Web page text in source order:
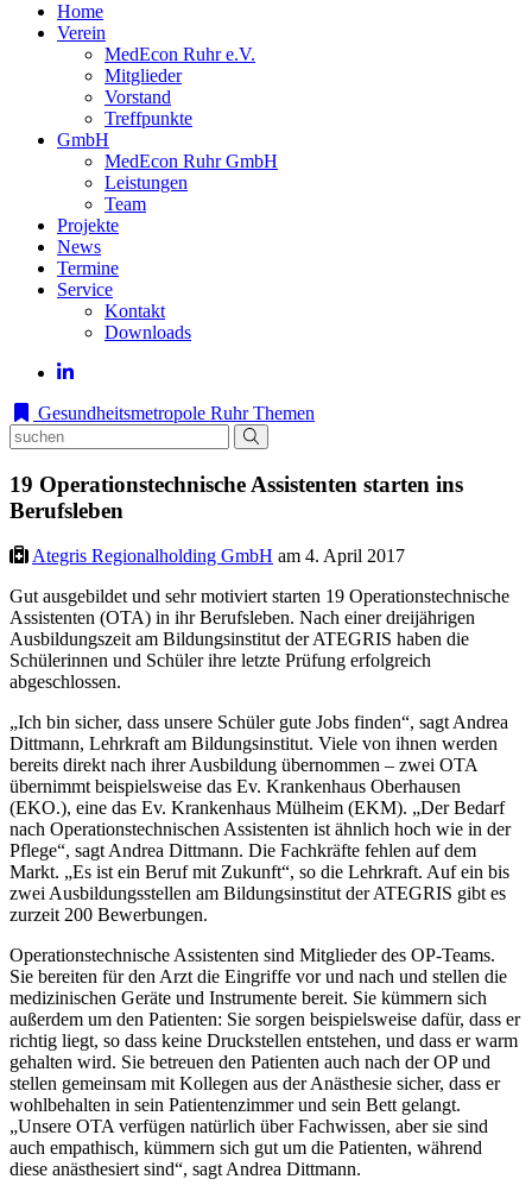
Home
Verein
MedEcon Ruhr e.V.
Mitglieder
Vorstand
Treffpunkte
GmbH
MedEcon Ruhr GmbH
Leistungen
Team
Projekte
News
Termine
Service
Kontakt
Downloads
Gesundheitsmetropole Ruhr Themen
19 Operationstechnische Assistenten starten ins
Berufsleben
Ategris Regionalholding GmbH am 4. April 2017
Gut ausgebildet und sehr motiviert starten 19 Operationstechnische
Assistenten (OTA) in ihr Berufsleben. Nach einer dreijährigen
Ausbildungszeit am Bildungsinstitut der ATEGRIS haben die
Schülerinnen und Schüler ihre letzte Prüfung erfolgreich
abgeschlossen.
„Ich bin sicher, dass unsere Schüler gute Jobs finden“, sagt Andrea
Dittmann, Lehrkraft am Bildungsinstitut. Viele von ihnen werden
bereits direkt nach ihrer Ausbildung übernommen – zwei OTA
übernimmt beispielsweise das Ev. Krankenhaus Oberhausen
(EKO.), eine das Ev. Krankenhaus Mülheim (EKM). „Der Bedarf
nach Operationstechnischen Assistenten ist ähnlich hoch wie in der
Pflege“, sagt Andrea Dittmann. Die Fachkräfte fehlen auf dem
Markt. „Es ist ein Beruf mit Zukunft“, so die Lehrkraft. Auf ein bis
zwei Ausbildungsstellen am Bildungsinstitut der ATEGRIS gibt es
zurzeit 200 Bewerbungen.
Operationstechnische Assistenten sind Mitglieder des OP-Teams.
Sie bereiten für den Arzt die Eingriffe vor und nach und stellen die
medizinischen Geräte und Instrumente bereit. Sie kümmern sich
außerdem um den Patienten: Sie sorgen beispielsweise dafür, dass er
richtig liegt, so dass keine Druckstellen entstehen, und dass er warm
gehalten wird. Sie betreuen den Patienten auch nach der OP und
stellen gemeinsam mit Kollegen aus der Anästhesie sicher, dass er
wohlbehalten in sein Patientenzimmer und sein Bett gelangt.
„Unsere OTA verfügen natürlich über Fachwissen, aber sie sind
auch empathisch, kümmern sich gut um die Patienten, während
diese anästhesiert sind“, sagt Andrea Dittmann.